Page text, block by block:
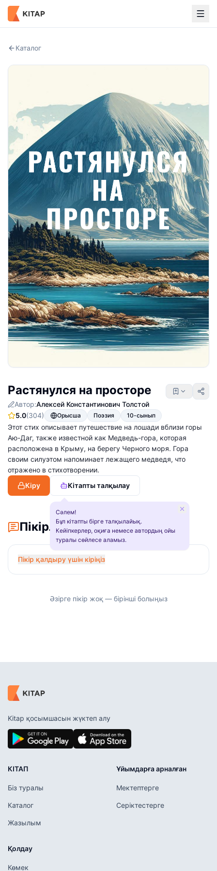
Каталог
Растянулся на просторе
Автор:Алексей Константинович Толстой
5.0(304) Орысша Поэзия 10-сынып
Этот стих описывает путешествие на лошади вблизи горы
Аю-Даг, также известной как Медведь-гора, которая
расположена в Крыму, на берегу Черного моря. Гора
своим силуэтом напоминает лежащего медведя, что
отражено в стихотворении.
Кіру
Кітапты талқылау
Сәлем!
Бұл кітапты бірге талқылайық.
Кейіпкерлер, оқиға немесе автордың ойы
туралы сөйлесе аламыз.
Пікірлер
Пікір қалдыру үшін кіріңіз
Әзірге пікір жоқ — бірінші болыңыз
Kitap қосымшасын жүктеп алу
КІТАП
Біз туралы
Каталог
Жазылым
Ұйымдарға арналған
Мектептерге
Серіктестерге
Қолдау
Көмек